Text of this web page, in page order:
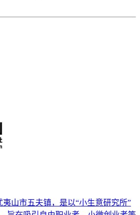
山市五夫镇，是以“小生意研究所”